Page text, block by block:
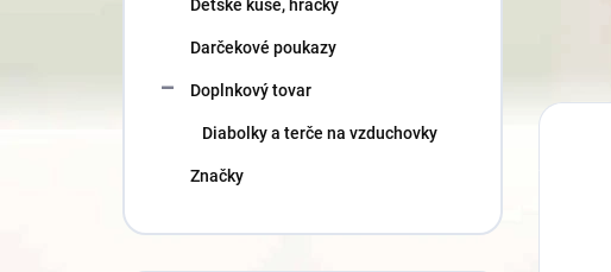
Detské kuše, hračky
Darčekové poukazy
Doplnkový tovar
Diabolky a terče na vzduchovky
Značky